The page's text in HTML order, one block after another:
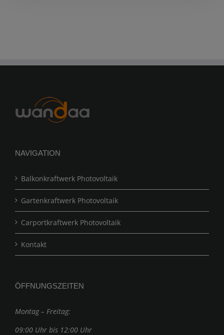
NAVIGATION
Balkonkraftwerk Photovoltaik
Gartenkraftwerk Photovoltaik
Carportkraftwerk Photovoltaik
Kontakt
ÖFFNUNGSZEITEN
Montag – Freitag:
09:00 Uhr bis 12:00 Uhr